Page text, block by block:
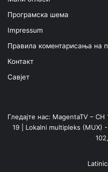
Програмска шема
Impressum
Правила коментарисања на
Контакт
Савјет
Гледајте нас: MagentaTV –
19 | Lokalni multipleks (MUX)